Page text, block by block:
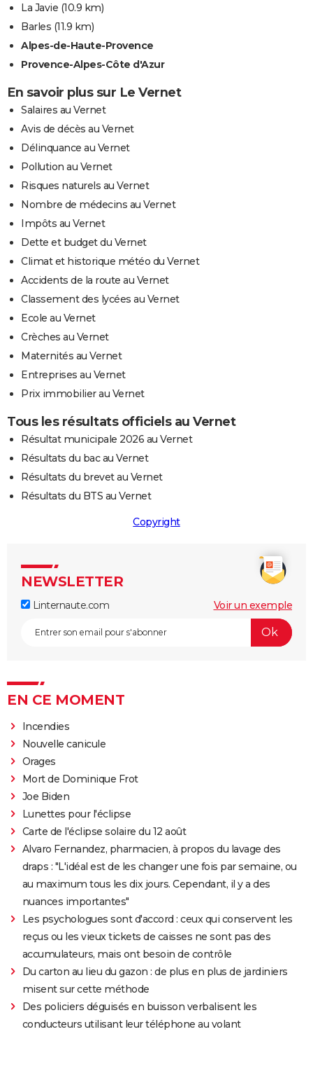
La Javie (10.9 km)
Barles (11.9 km)
Alpes-de-Haute-Provence
Provence-Alpes-Côte d'Azur
En savoir plus sur Le Vernet
Salaires au Vernet
Avis de décès au Vernet
Délinquance au Vernet
Pollution au Vernet
Risques naturels au Vernet
Nombre de médecins au Vernet
Impôts au Vernet
Dette et budget du Vernet
Climat et historique météo du Vernet
Accidents de la route au Vernet
Classement des lycées au Vernet
Ecole au Vernet
Crèches au Vernet
Maternités au Vernet
Entreprises au Vernet
Prix immobilier au Vernet
Tous les résultats officiels au Vernet
Résultat municipale 2026 au Vernet
Résultats du bac au Vernet
Résultats du brevet au Vernet
Résultats du BTS au Vernet
Copyright
NEWSLETTER
Linternaute.com Voir un exemple
EN CE MOMENT
Incendies
Nouvelle canicule
Orages
Mort de Dominique Frot
Joe Biden
Lunettes pour l'éclipse
Carte de l'éclipse solaire du 12 août
Alvaro Fernandez, pharmacien, à propos du lavage des
draps : "L'idéal est de les changer une fois par semaine, ou
au maximum tous les dix jours. Cependant, il y a des
nuances importantes"
Les psychologues sont d'accord : ceux qui conservent les
reçus ou les vieux tickets de caisses ne sont pas des
accumulateurs, mais ont besoin de contrôle
Du carton au lieu du gazon : de plus en plus de jardiniers
misent sur cette méthode
Des policiers déguisés en buisson verbalisent les
conducteurs utilisant leur téléphone au volant